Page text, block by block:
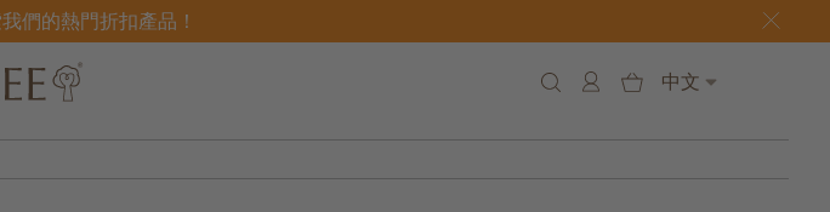
們的熱門折扣產品！
中文